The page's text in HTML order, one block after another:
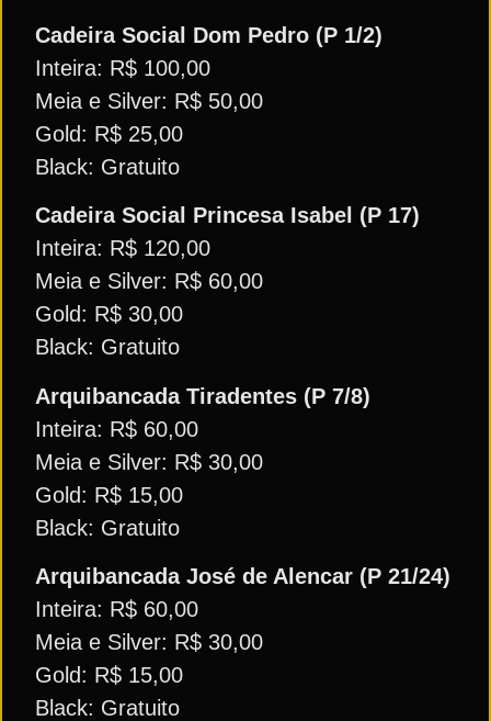
Cadeira Social Dom Pedro (P 1/2)
Inteira: R$ 100,00
Meia e Silver: R$ 50,00
Gold: R$ 25,00
Black: Gratuito
Cadeira Social Princesa Isabel (P 17)
Inteira: R$ 120,00
Meia e Silver: R$ 60,00
Gold: R$ 30,00
Black: Gratuito
Arquibancada Tiradentes (P 7/8)
Inteira: R$ 60,00
Meia e Silver: R$ 30,00
Gold: R$ 15,00
Black: Gratuito
Arquibancada José de Alencar (P 21/24)
Inteira: R$ 60,00
Meia e Silver: R$ 30,00
Gold: R$ 15,00
Black: Gratuito